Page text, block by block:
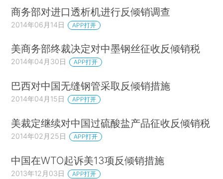
商务部对进口透析机进行反倾销调查
2014年06月14日 APP打开
美商务部终裁决定对中墨钢丝征收反倾销税
2014年04月30日 APP打开
巴西对中国无缝钢管采取反倾销措施
2014年04月15日 APP打开
美裁定继续对中国过硫酸盐产品征收反倾销税
2014年02月25日 APP打开
中国在WTO起诉美13项反倾销措施
2013年12月03日 APP打开